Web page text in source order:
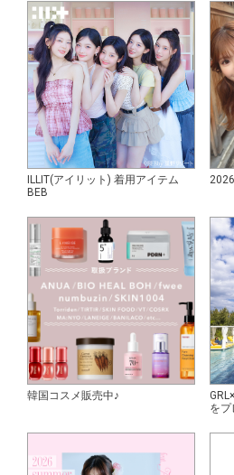
ILLIT(アイリット) 着用アイテム
BEB
韓国コスメ販売中♪
をプ